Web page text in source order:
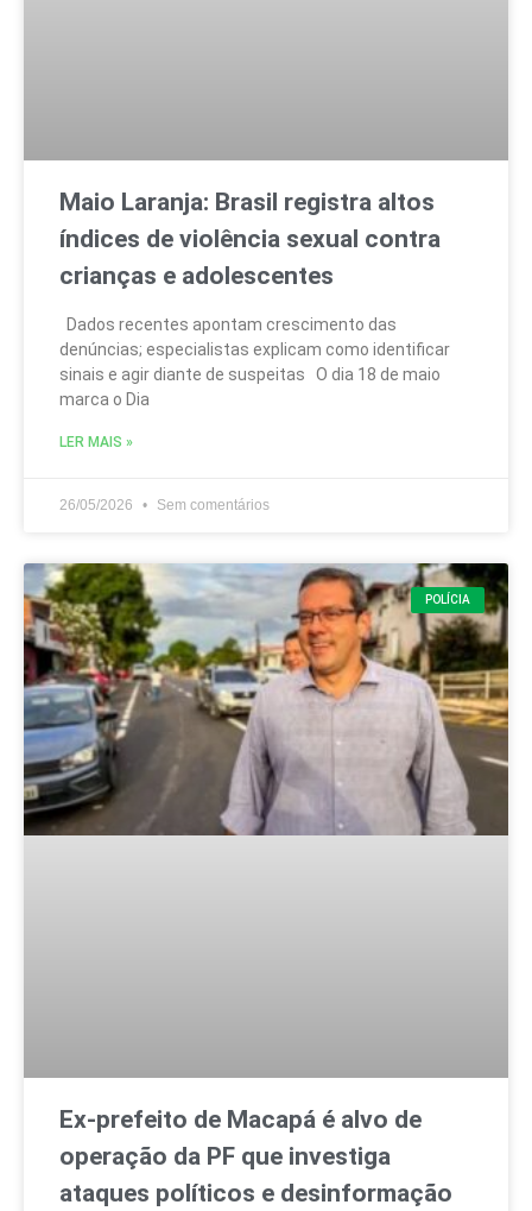
Maio Laranja: Brasil registra altos
índices de violência sexual contra
crianças e adolescentes
Dados recentes apontam crescimento das
denúncias; especialistas explicam como identificar
sinais e agir diante de suspeitas O dia 18 de maio
marca o Dia
LER MAIS »
26/05/2026 Sem comentários
POLÍCIA
Ex-prefeito de Macapá é alvo de
operação da PF que investiga
ataques políticos e desinformação